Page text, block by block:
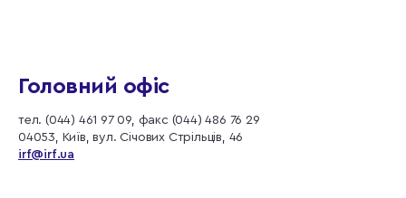
Головний офіс
тел. (044) 461 97 09, факс (044) 486 76 29
04053, Київ, вул. Січових Стрільців, 46
irf@irf.ua